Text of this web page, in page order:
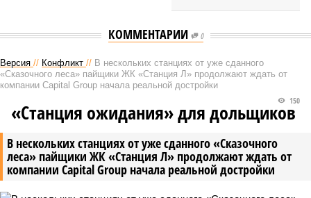
КОММЕНТАРИИ 0
Версия // Конфликт // В нескольких станциях от уже сданного
«Сказочного леса» пайщики ЖК «Станция Л» продолжают ждать от
компании Capital Group начала реальной достройки
В нескольких станциях от уже сданного «Сказочного
леса» пайщики ЖК «Станция Л» продолжают ждать от
компании Capital Group начала реальной достройки
150
«Станция ожидания» для дольщиков